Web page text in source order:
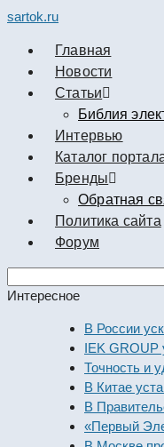
sartok.ru
Главная
Новости
Cтатьи
Библия
Интервью
Каталог
Бренды
Обратная
Политика сайта
Форум
this
Интересное
В России
IEK GROUP
Точность и
В Китае
В
«Первый